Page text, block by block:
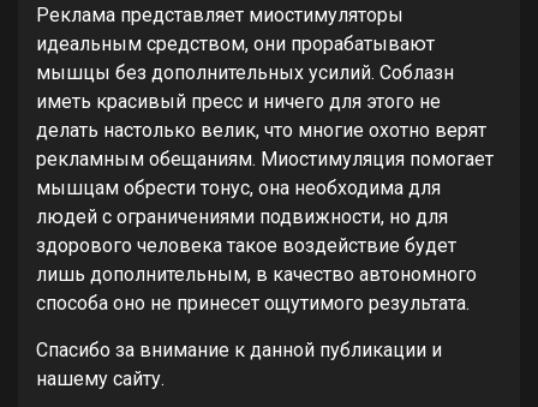
Реклама представляет миостимуляторы
идеальным средством, они прорабатывают
мышцы без дополнительных усилий. Соблазн
иметь красивый пресс и ничего для этого не
делать настолько велик, что многие охотно верят
рекламным обещаниям. Миостимуляция помогает
мышцам обрести тонус, она необходима для
людей с ограничениями подвижности, но для
здорового человека такое воздействие будет
лишь дополнительным, в качество автономного
способа оно не принесет ощутимого результата.
Спасибо за внимание к данной публикации и
нашему сайту.